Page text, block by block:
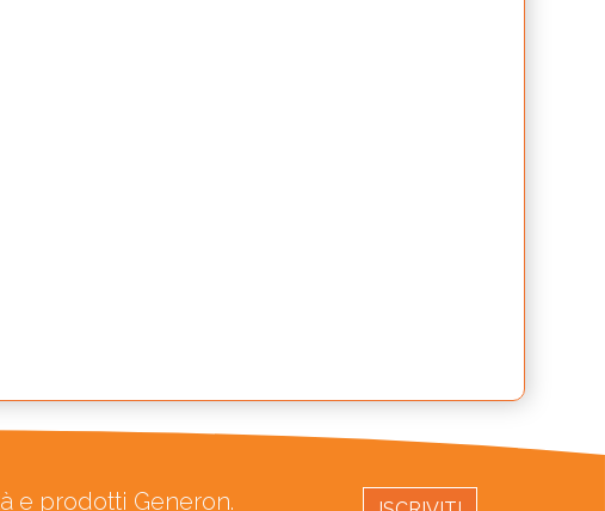
e prodotti Generon.